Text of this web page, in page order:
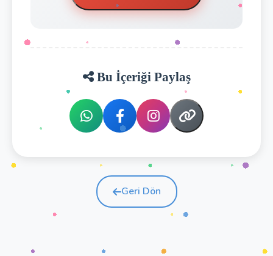
Bu İçeriği Paylaş
Geri Dön